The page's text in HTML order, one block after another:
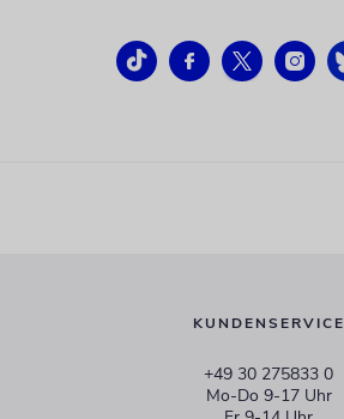
KUNDENSERVICE
+49 30 275833 0
Mo-Do 9-17 Uhr